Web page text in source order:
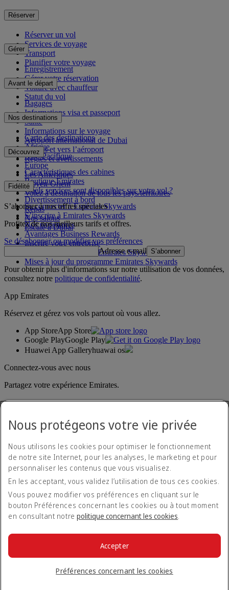
Réserver
Réserver un vol
Services de voyage
Transport
Planifier votre voyage
Gérer
Enregistrement
Gérer votre réservation
Voiture avec chauffeur
Statut du vol
Avant le départ
Bagages
Informations visa et passeport
Santé
Informations sur le voyage
Aéroport international de Dubai
Depuis et vers l’aéroport
Règles et avertissements
Nos destinations
Carte des destinations
Afrique
Asie-Pacifique
Europe
Les Amériques
Moyen-Orient
Volez à destination de tous les pays/territoires
Découvrez
Caractéristiques des cabines
Boutique Emirates
Quels services sont disponibles sur votre vol ?
Divertissement à bord
Repas
Nos salons
Escale à Dubai
Fidélité
Se connecter à Emirates Skywards
S’inscrire à Emirates Skywards
Nos partenaires
Avantages Business Rewards
Inscrire votre entreprise
Règles du programme Emirates Skywards
Mises à jour du programme Emirates Skywards
S’abonner à nos offres spéciales
Profitez de nos meilleurs tarifs et offres.
Se désabonner ou modifier vos préférences
Adresse e-mail S’abonner
Pour obtenir plus d'informations sur notre utilisation de vos données,
consultez notre politique de confidentialité.
App Emirates
Réservez et gérez vos vols partout où vous allez.
App StoreApp Store
Google PlayGoogle Play
Huawei App Galleryhuawai os
Connectez-vous avec nous
Partagez votre expérience Emirates.
Déclaration d'accessibilité
Nous contacter
Politique de confidentialité
Conditions générales
Politique en matière de cookies
Cyber-sécurité
© 2026 The Emirates Group. Tous droits réservés.
Nous protégeons votre vie privée
Nous utilisons les cookies pour optimiser le fonctionnement
de notre site Internet, pour les analyses, le marketing et pour
personnaliser les contenus que vous visualisez.
En les acceptant, vous validez l’utilisation de tous ces cookies.
Vous pouvez modifier vos préférences en cliquant sur le
bouton Préférences concernant les cookies ou à tout moment
en consultant notrepolitique concernant les cookies.
Préférences concernant les cookies
Accepter